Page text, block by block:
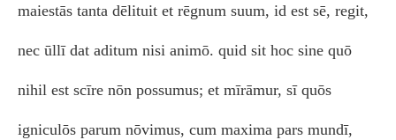
maiestās tanta dēlituit et rēgnum suum, id est sē, regit,
nec ūllī dat aditum nisi animō. quid sit hoc sine quō
nihil est scīre nōn possumus; et mīrāmur, sī quōs
igniculōs parum nōvimus, cum maxima pars mundī,